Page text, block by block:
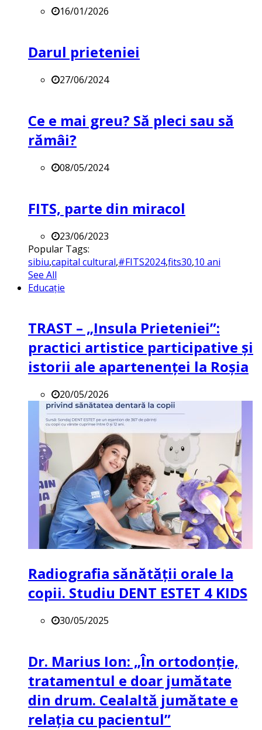
16/01/2026
Darul prieteniei
27/06/2024
Ce e mai greu? Să pleci sau să
rămâi?
08/05/2024
FITS, parte din miracol
23/06/2023
Popular Tags:
sibiu,capital cultural,#FITS2024,fits30,10 ani
See All
Educație
TRAST – „Insula Prieteniei”:
practici artistice participative și
istorii ale apartenenței la Roșia
20/05/2026
Radiografia sănătății orale la
copii. Studiu DENT ESTET 4 KIDS
30/05/2025
Dr. Marius Ion: „În ortodonție,
tratamentul e doar jumătate
din drum. Cealaltă jumătate e
relația cu pacientul”